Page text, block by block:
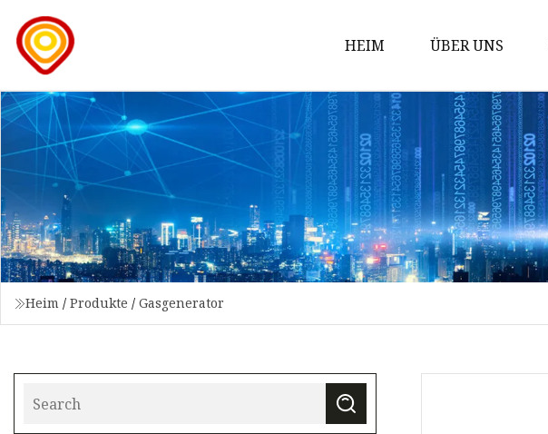
HEIM ÜBER UNS
Heim / Produkte / Gasgenerator